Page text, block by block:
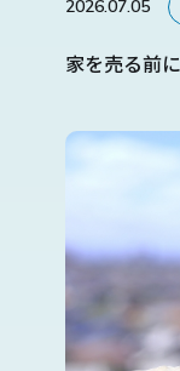
2026.07.05
家を売る前